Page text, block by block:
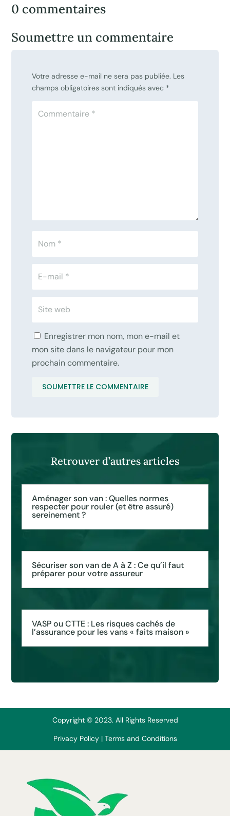
0 commentaires
Soumettre un commentaire
Votre adresse e-mail ne sera pas publiée. Les
champs obligatoires sont indiqués avec *
Enregistrer mon nom, mon e-mail et
mon site dans le navigateur pour mon
prochain commentaire.
SOUMETTRE LE COMMENTAIRE
Retrouver d’autres articles
Aménager son van : Quelles normes
respecter pour rouler (et être assuré)
sereinement ?
Sécuriser son van de A à Z : Ce qu’il faut
préparer pour votre assureur
VASP ou CTTE : Les risques cachés de
l’assurance pour les vans « faits maison »
Copyright © 2023. All Rights Reserved
Privacy Policy | Terms and Conditions